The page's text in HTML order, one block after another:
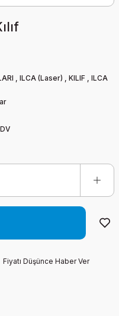
, ILCA (Laser) , KILIF , ILCA
Fiyatı Düşünce Haber Ver